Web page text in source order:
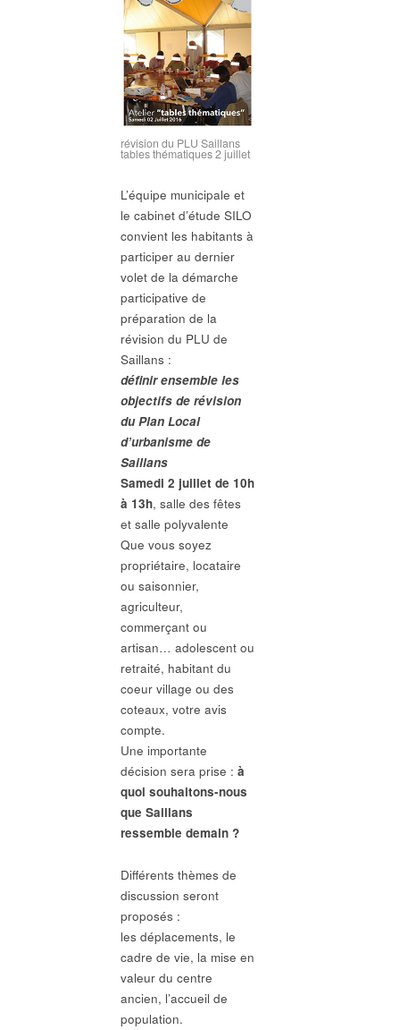
révision du PLU Saillans
tables thématiques 2 juillet
L’équipe municipale et
le cabinet d’étude SILO
convient les habitants à
participer au dernier
volet de la démarche
participative de
préparation de la
révision du PLU de
Saillans :
définir ensemble les
objectifs de révision
du Plan Local
d’urbanisme de
Saillans
Samedi 2 juillet de 10h
à 13h, salle des fêtes
et salle polyvalente
Que vous soyez
propriétaire, locataire
ou saisonnier,
agriculteur,
commerçant ou
artisan… adolescent ou
retraité, habitant du
coeur village ou des
coteaux, votre avis
compte.
Une importante
décision sera prise : à
quoi souhaitons-nous
que Saillans
ressemble demain ?
Différents thèmes de
discussion seront
proposés :
les déplacements, le
cadre de vie, la mise en
valeur du centre
ancien, l’accueil de
population.